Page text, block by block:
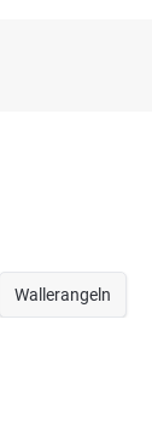
Wallerangeln